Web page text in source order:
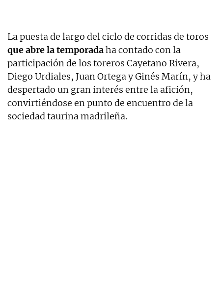
La puesta de largo del ciclo de corridas de toros
que abre la temporadaha contado con la
participación de los toreros Cayetano Rivera,
Diego Urdiales, Juan Ortega y Ginés Marín, y ha
despertado un gran interés entre la afición,
convirtiéndose en punto de encuentro de la
sociedad taurina madrileña.